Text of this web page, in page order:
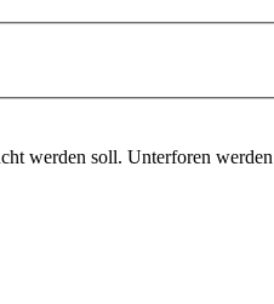
werden soll. Unterforen